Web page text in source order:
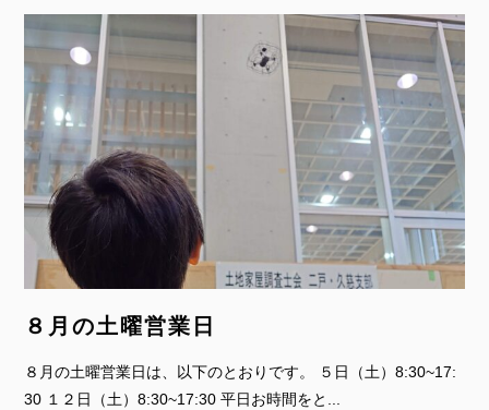
８月の土曜営業日
８月の土曜営業日は、以下のとおりです。 ５日（土）8:30~17:
30 １２日（土）8:30~17:30 平日お時間をと...